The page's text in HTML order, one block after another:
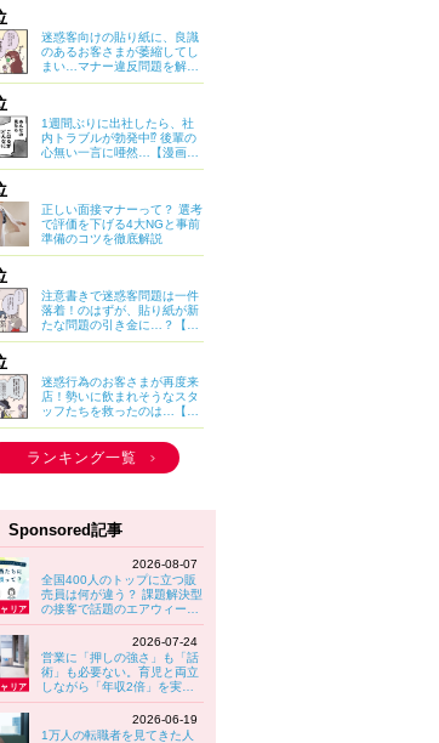
迷惑客向けの貼り紙に、良識
のあるお客さまが萎縮してし
まい…マナー違反問題を解決
したのは意外なアイデア？
1週間ぶりに出社したら、社
内トラブルが勃発中⁉ 後輩の
心無い一言に唖然…【漫画：
妊娠しないのは、誰のせ
正しい面接マナーって？ 選考
で評価を下げる4大NGと事前
準備のコツを徹底解説
注意書きで迷惑客問題は一件
落着！のはずが、貼り紙が新
たな問題の引き金に…？【マ
イカのアパレル日記 by ぼの
迷惑行為のお客さまが再度来
店！勢いに飲まれそうなスタ
ッフたちを救ったのは…【マ
イカのアパレル日記 by ぼの
こ】
ランキング一覧
Sponsored記事
2026-08-07
全国400人のトップに立つ販
売員は何が違う？ 課題解決型
の接客で話題のエアウィーヴ
に見る“選ばれる接客”の共通
2026-07-24
営業に「押しの強さ」も「話
術」も必要ない。育児と両立
しながら「年収2倍」を実現
する女性が実践していること
2026-06-19
1万人の転職者を見てきた人